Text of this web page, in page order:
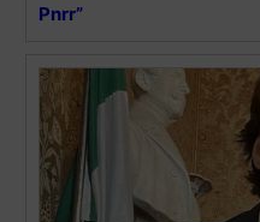
Pnrr”